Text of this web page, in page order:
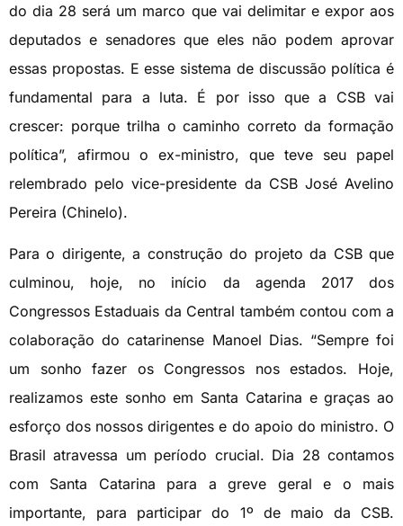
do dia 28 será um marco que vai delimitar e expor aos
deputados e senadores que eles não podem aprovar
essas propostas. E esse sistema de discussão política é
fundamental para a luta. É por isso que a CSB vai
crescer: porque trilha o caminho correto da formação
política”, afirmou o ex-ministro, que teve seu papel
relembrado pelo vice-presidente da CSB José Avelino
Pereira (Chinelo).
Para o dirigente, a construção do projeto da CSB que
culminou, hoje, no início da agenda 2017 dos
Congressos Estaduais da Central também contou com a
colaboração do catarinense Manoel Dias. “Sempre foi
um sonho fazer os Congressos nos estados. Hoje,
realizamos este sonho em Santa Catarina e graças ao
esforço dos nossos dirigentes e do apoio do ministro. O
Brasil atravessa um período crucial. Dia 28 contamos
com Santa Catarina para a greve geral e o mais
importante, para participar do 1º de maio da CSB.